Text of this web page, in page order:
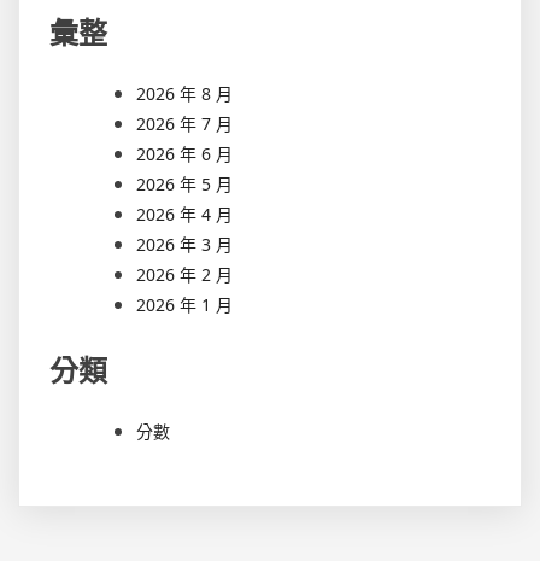
彙整
2026 年 8 月
2026 年 7 月
2026 年 6 月
2026 年 5 月
2026 年 4 月
2026 年 3 月
2026 年 2 月
2026 年 1 月
分類
分數